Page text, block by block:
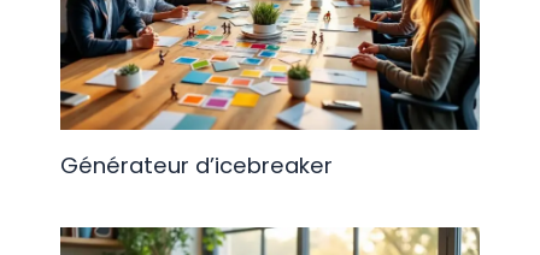
Générateur d’icebreaker